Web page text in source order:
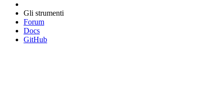
Gli strumenti
Forum
Docs
GitHub